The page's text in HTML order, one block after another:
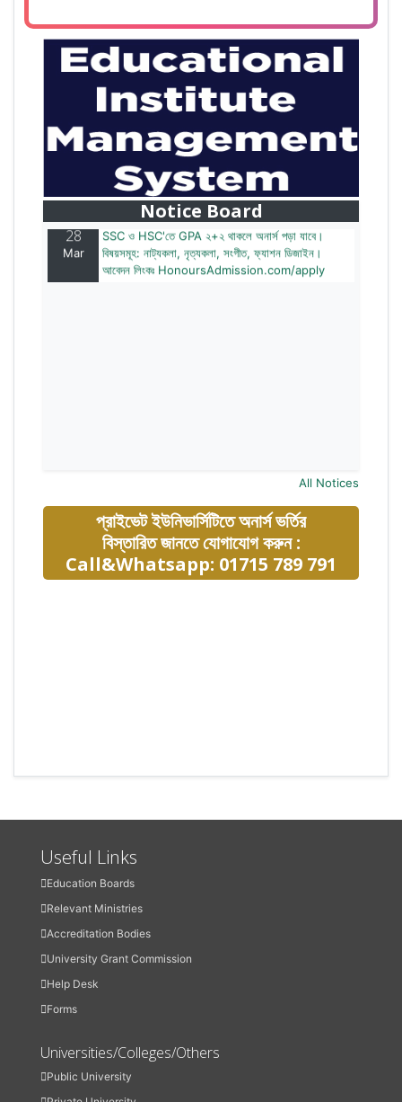
Notice Board
বাজেটের মধ্যে প্রাইভেট ইউনিভার্সিটিতে অনার্স পড়ার সুযোগ।
২০টির অধিক বিষয়, ৪ বছরে মোট খরচ ২ লক্ষ থেকে ৫ লক্ষ টাকা।
আবেদন লিংকঃ HonoursAdmission.com/apply
28
Mar
SSC ও HSC'তে GPA ২+২ থাকলে অনার্স পড়া যাবে।
বিষয়সমূহ: নাট্যকলা, নৃত্যকলা, সংগীত, ফ্যাশন ডিজাইন।
আবেদন লিংকঃ HonoursAdmission.com/apply
All Notices
প্রাইভেট ইউনিভার্সিটিতে অনার্স ভর্তির
বিস্তারিত জানতে যোগাযোগ করুন :
Call&Whatsapp: 01715 789 791
Useful Links
Education Boards
Relevant Ministries
Accreditation Bodies
University Grant Commission
Help Desk
Forms
Universities/Colleges/Others
Public University